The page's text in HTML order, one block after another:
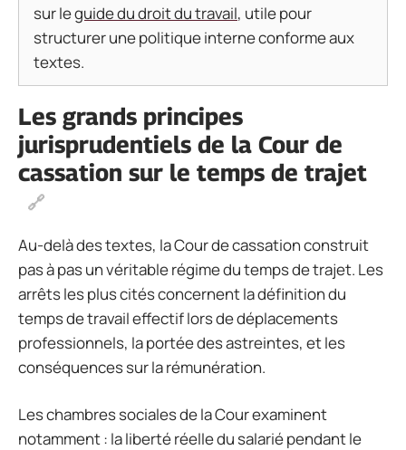
sur leguide du droit du travail, utile pour
structurer une politique interne conforme aux
textes.
Les grands principes
jurisprudentiels de la Cour de
cassation sur le temps de trajet
Au-delà des textes, la Cour de cassation construit
pas à pas un véritable régime du temps de trajet. Les
arrêts les plus cités concernent la définition du
temps de travail effectif lors de déplacements
professionnels, la portée des astreintes, et les
conséquences sur la rémunération.
Les chambres sociales de la Cour examinent
notamment : la liberté réelle du salarié pendant le